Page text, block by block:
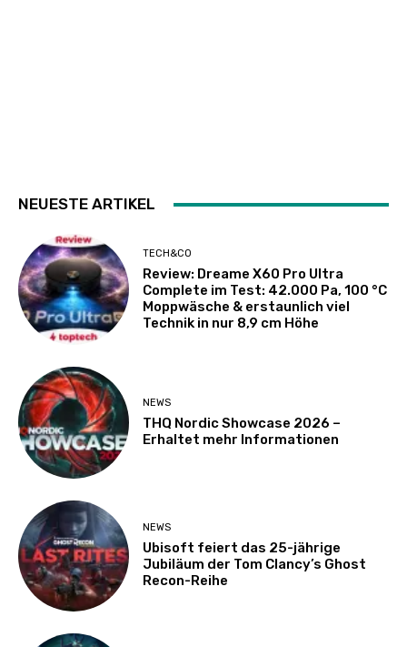
NEUESTE ARTIKEL
TECH&CO
Review: Dreame X60 Pro Ultra
Complete im Test: 42.000 Pa, 100 °C
Moppwäsche & erstaunlich viel
Technik in nur 8,9 cm Höhe
NEWS
THQ Nordic Showcase 2026 –
Erhaltet mehr Informationen
NEWS
Ubisoft feiert das 25-jährige
Jubiläum der Tom Clancy’s Ghost
Recon-Reihe